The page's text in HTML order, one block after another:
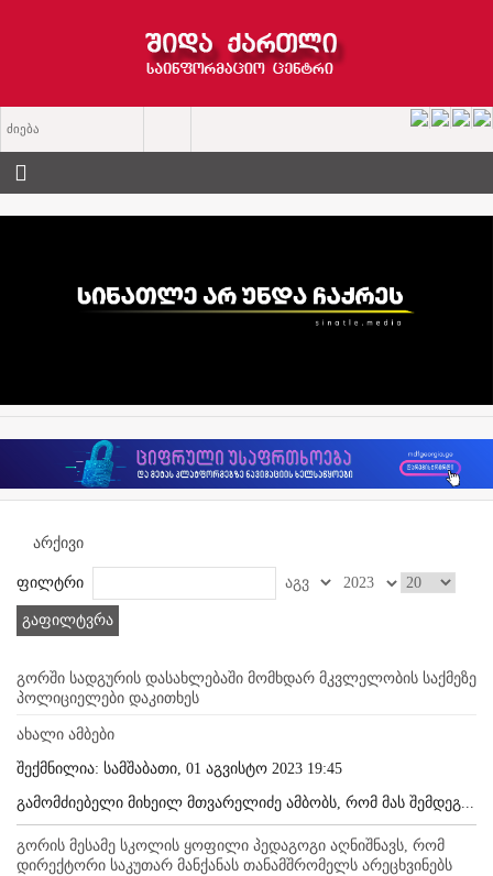
არქივი
ფილტრი
გაფილტვრა
გორში სადგურის დასახლებაში მომხდარ მკვლელობის საქმეზე
პოლიციელები დაკითხეს
ახალი ამბები
შექმნილია: სამშაბათი, 01 აგვისტო 2023 19:45
გამომძიებელი მიხეილ მთვარელიძე ამბობს, რომ მას შემდეგ...
გორის მესამე სკოლის ყოფილი პედაგოგი აღნიშნავს, რომ
დირექტორი საკუთარ მანქანას თანამშრომელს არეცხვინებს